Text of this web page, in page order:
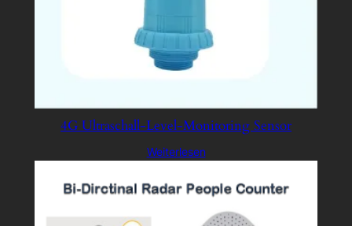
4G Ultraschall-Level-Monitoring Sensor
Weiterlesen